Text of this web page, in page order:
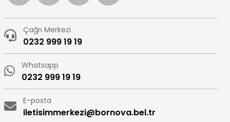
Çağrı Merkezi
0232 999 19 19
Whatsapp
0232 999 19 19
E-posta
iletisimmerkezi@bornova.bel.tr